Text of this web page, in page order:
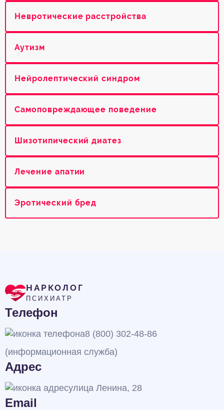
Невротические расстройства
Аутизм
Нейролептический синдром
Самоповреждающее поведение
Шизотипический диатез
Лечение апатии
Эротический бред
НАРКОЛОГ
ПСИХИАТР
Телефон
8 (800) 302-48-86
(информационная служба)
Адрес
улица Ленина, 28
Email